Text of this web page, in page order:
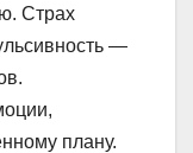
Страх
—
плану.